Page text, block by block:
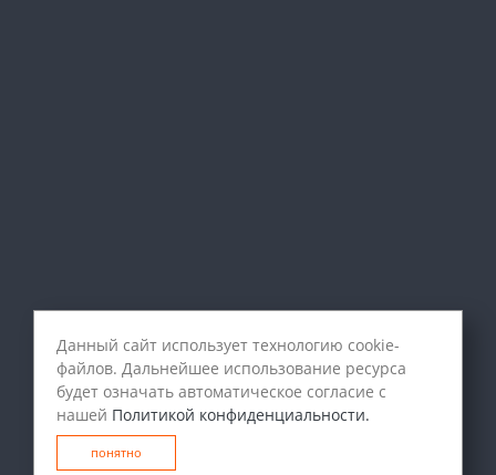
Данный сайт использует технологию cookie-
файлов. Дальнейшее использование ресурса
будет означать автоматическое согласие с
нашей Политикой конфиденциальности.
понятно